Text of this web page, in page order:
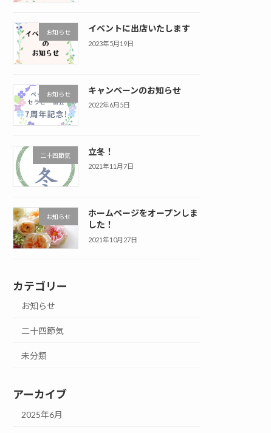
お知らせ イベントに出店いたします
2023年5月19日
お知らせ キャンペーンのお知らせ
2022年6月5日
二十四節気 立冬！
2021年11月7日
お知らせ
ホームページをオープンしま
した！
2021年10月27日
カテゴリー
お知らせ
二十四節気
未分類
アーカイブ
2025年6月